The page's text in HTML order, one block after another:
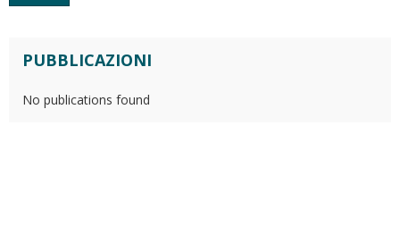
PUBBLICAZIONI
No publications found